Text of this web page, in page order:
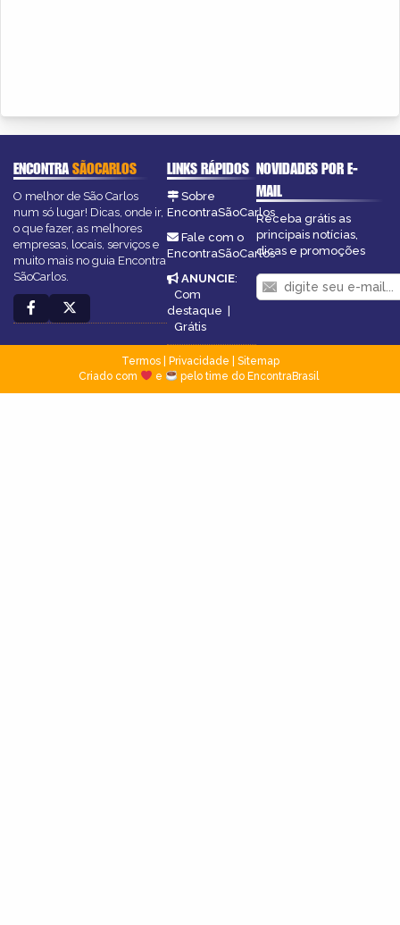
ENCONTRASÃOCARLOS
O melhor de São Carlos
num só lugar! Dicas, onde ir,
o que fazer, as melhores
empresas, locais, serviços e
muito mais no guia Encontra
SãoCarlos.
LINKS RÁPIDOS
Sobre
EncontraSãoCarlos
Fale com o
EncontraSãoCarlos
ANUNCIE:
Com
destaque
Grátis
NOVIDADES POR E-
MAIL
Receba grátis as
principais notícias,
dicas e promoções
Termos| Privacidade
Sitemap
Criado com
e pelo time do EncontraBrasil